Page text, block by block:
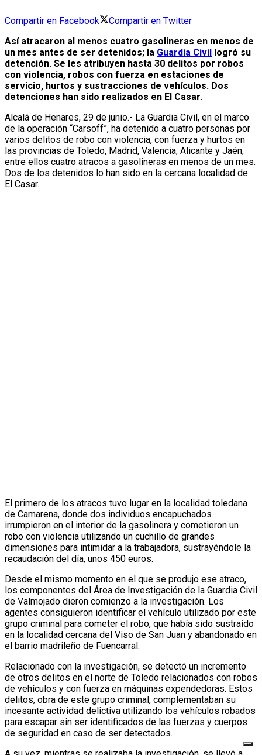
Compartir en Facebook
Compartir en Twitter
Así atracaron al menos cuatro gasolineras en menos de
un mes antes de ser detenidos; la Guardia Civil
logró su
detención. Se les atribuyen hasta 30 delitos por robos
con violencia, robos con fuerza en estaciones de
servicio, hurtos y sustracciones de vehículos. Dos
detenciones han sido realizados en El Casar.
Alcalá de Henares, 29 de junio.- La Guardia Civil, en el marco
de la operación “Carsoff”, ha detenido a cuatro personas por
varios delitos de robo con violencia, con fuerza y hurtos en
las provincias de Toledo, Madrid, Valencia, Alicante y Jaén,
entre ellos cuatro atracos a gasolineras en menos de un mes.
Dos de los detenidos lo han sido en la cercana localidad de
El Casar.
El primero de los atracos tuvo lugar en la localidad toledana
de Camarena, donde dos individuos encapuchados
irrumpieron en el interior de la gasolinera y cometieron un
robo con violencia utilizando un cuchillo de grandes
dimensiones para intimidar a la trabajadora, sustrayéndole la
recaudación del día, unos 450 euros.
Desde el mismo momento en el que se produjo ese atraco,
los componentes del Área de Investigación de la Guardia Civil
de Valmojado dieron comienzo a la investigación. Los
agentes consiguieron identificar el vehículo utilizado por este
grupo criminal para cometer el robo, que había sido sustraído
en la localidad cercana del Viso de San Juan y abandonado en
el barrio madrileño de Fuencarral.
Relacionado con la investigación, se detectó un incremento
de otros delitos en el norte de Toledo relacionados con robos
de vehículos y con fuerza en máquinas expendedoras. Estos
delitos, obra de este grupo criminal, complementaban su
incesante actividad delictiva utilizando los vehículos robados
para escapar sin ser identificados de las fuerzas y cuerpos
de seguridad en caso de ser detectados.